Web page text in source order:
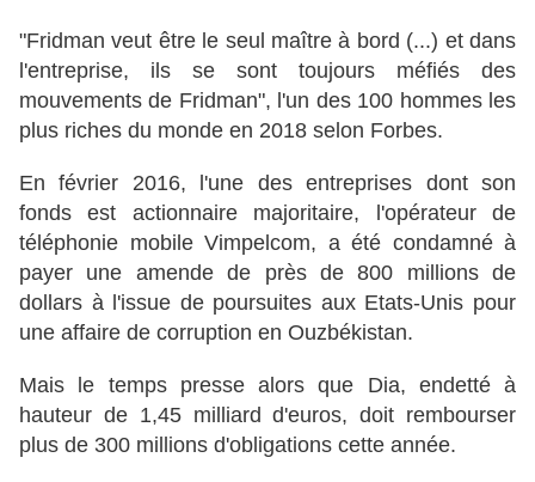
"Fridman veut être le seul maître à bord (...) et dans
l'entreprise, ils se sont toujours méfiés des
mouvements de Fridman", l'un des 100 hommes les
plus riches du monde en 2018 selon Forbes.
En février 2016, l'une des entreprises dont son
fonds est actionnaire majoritaire, l'opérateur de
téléphonie mobile Vimpelcom, a été condamné à
payer une amende de près de 800 millions de
dollars à l'issue de poursuites aux Etats-Unis pour
une affaire de corruption en Ouzbékistan.
Mais le temps presse alors que Dia, endetté à
hauteur de 1,45 milliard d'euros, doit rembourser
plus de 300 millions d'obligations cette année.